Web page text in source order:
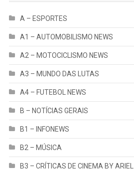
A – ESPORTES
A1 – AUTOMOBILISMO NEWS
A2 – MOTOCICLISMO NEWS
A3 – MUNDO DAS LUTAS
A4 – FUTEBOL NEWS
B – NOTÍCIAS GERAIS
B1 – INFONEWS
B2 – MÚSICA
B3 – CRÍTICAS DE CINEMA BY ARIEL